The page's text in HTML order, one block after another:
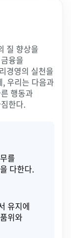
질 향상을
융을
경영의 실천을
우리는 다음과
행동과
한다.
를
다한다.
유지에
위와